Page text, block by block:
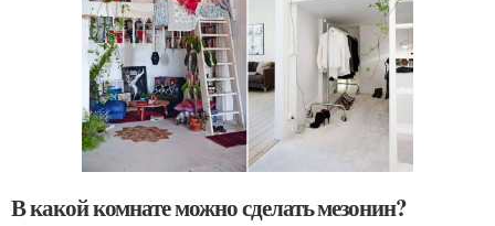
В какой комнате можно сделать мезонин?